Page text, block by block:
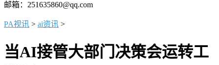
邮箱：251635860@qq.com
PA视讯 > ai资讯 >
当AI接管大部门决策会运转工